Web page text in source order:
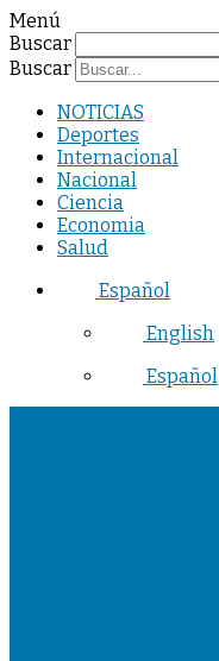
Menú
Buscar
Buscar
NOTICIAS
Deportes
Internacional
Nacional
Ciencia
Economia
Salud
Español
English
Español